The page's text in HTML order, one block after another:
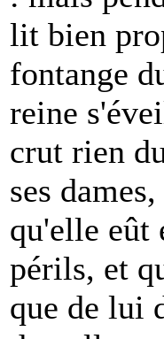
lit bien
fontange
reine
crut rien
ses
qu'elle eût
périls, et
que de lui